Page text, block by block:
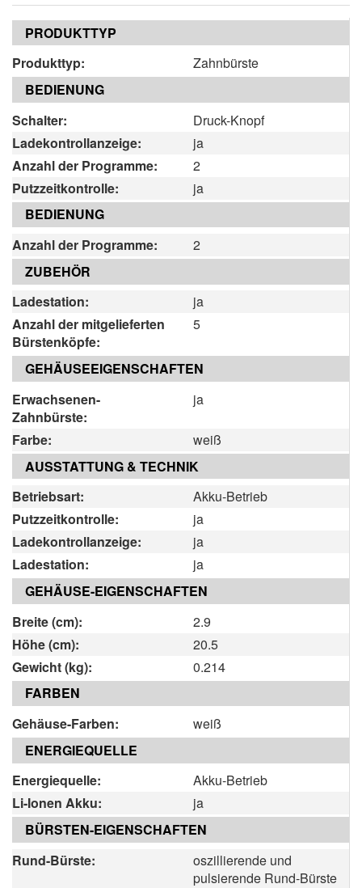
PRODUKTTYP
Produkttyp:
Zahnbürste
BEDIENUNG
Schalter:
Druck-Knopf
Ladekontrollanzeige:
ja
Anzahl der Programme:
2
Putzzeitkontrolle:
ja
BEDIENUNG
Anzahl der Programme:
2
ZUBEHÖR
Ladestation:
ja
Anzahl der mitgelieferten
Bürstenköpfe:
5
GEHÄUSEEIGENSCHAFTEN
Erwachsenen-
Zahnbürste:
ja
Farbe:
weiß
AUSSTATTUNG & TECHNIK
Betriebsart:
Akku-Betrieb
Putzzeitkontrolle:
ja
Ladekontrollanzeige:
ja
Ladestation:
ja
GEHÄUSE-EIGENSCHAFTEN
Breite (cm):
2.9
Höhe (cm):
20.5
Gewicht (kg):
0.214
FARBEN
Gehäuse-Farben:
weiß
ENERGIEQUELLE
Energiequelle:
Akku-Betrieb
Li-Ionen Akku:
ja
BÜRSTEN-EIGENSCHAFTEN
Rund-Bürste:
oszillierende und
pulsierende Rund-Bürste